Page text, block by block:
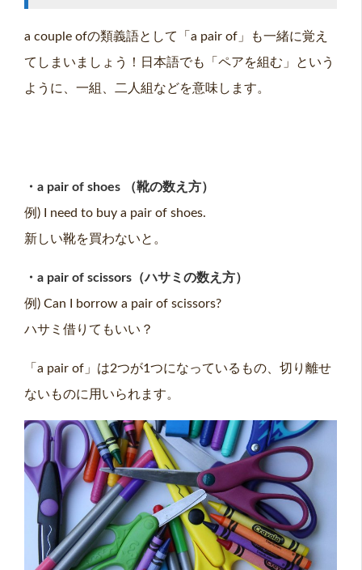
a couple ofの類義語として「a pair of」も一緒に覚え
てしまいましょう！日本語でも「ペアを組む」という
ように、一組、二人組などを意味します。
・a pair of shoes （靴の数え方）
例) I need to buy a pair of shoes.
新しい靴を買わないと。
・a pair of scissors（ハサミの数え方）
例) Can I borrow a pair of scissors?
ハサミ借りてもいい？
「a pair of」は2つが1つになっているもの、切り離せ
ないものに用いられます。